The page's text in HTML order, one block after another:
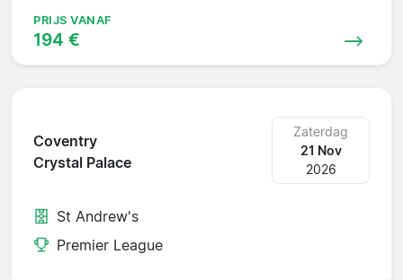
PRIJS VANAF
194 €
Coventry
Crystal Palace
Zaterdag
21 Nov
2026
St Andrew's
Premier League